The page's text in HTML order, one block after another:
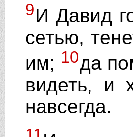
9И Давид
сетью,
им; 10да
видеть, и
навсегда.